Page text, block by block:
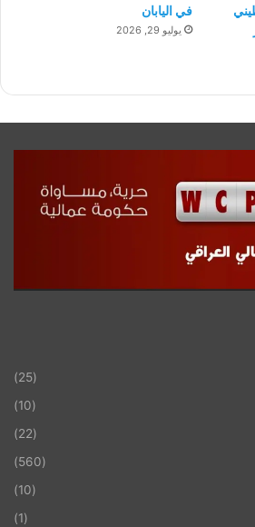
في اليابان
يوليو 29, 2026
(25)
(10)
(22)
(560)
(10)
(1)